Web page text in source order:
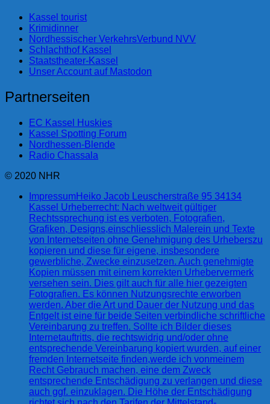
Kassel tourist
Krimidinner
Nordhessischer VerkehrsVerbund NVV
Schlachthof Kassel
Staatstheater-Kassel
Unser Account auf Mastodon
Partnerseiten
EC Kassel Huskies
Kassel Spotting Forum
Nordhessen-Blende
Radio Chassala
© 2020 NHR
ImpressumHeiko Jacob Leuscherstraße 95 34134
Kassel Urheberrecht: Nach weltweit gültiger
Rechtssprechung ist es verboten, Fotografien,
Grafiken, Designs,einschliesslich Malerein und Texte
von Internetseiten ohne Genehmigung des Urheberszu
kopieren und diese für eigene, insbesondere
gewerbliche, Zwecke einzusetzen. Auch genehmigte
Kopien müssen mit einem korrekten Urhebervermerk
versehen sein. Dies gilt auch für alle hier gezeigten
Fotografien. Es können Nutzungsrechte erworben
werden. Aber die Art und Dauer der Nutzung und das
Entgelt ist eine für beide Seiten verbindliche schriftliche
Vereinbarung zu treffen. Sollte ich Bilder dieses
Internetauftritts, die rechtswidrig und/oder ohne
entsprechende Vereinbarung kopiert wurden, auf einer
fremden Internetseite finden,werde ich vonmeinem
Recht Gebrauch machen, eine dem Zweck
entsprechende Entschädigung zu verlangen und diese
auch ggf. einzuklagen. Die Höhe der Entschädigung